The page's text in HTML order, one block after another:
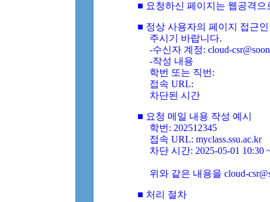
■ 요청하신 페이지는 웹공격
■ 정상 사용자의 페이지 접근
주시기 바랍니다.
-수신자 계정: cloud-
-작성 내용
학번 또는 직번:
접속 URL:
차단된 시간
■ 요청 메일 내용 작성 예시
학번: 202512345
접속 URL: myclass.ssu.ac.kr
차단 시간: 2025-05-01 10:30
위와 같은 내용을 cloud-
■ 처리 절차